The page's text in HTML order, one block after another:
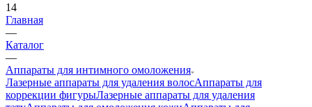
14
Главная
—
Каталог
—
Аппараты для интимного омоложения
Лазерные аппараты для удаления волосАппараты для
коррекции фигурыЛазерные аппараты для удаления